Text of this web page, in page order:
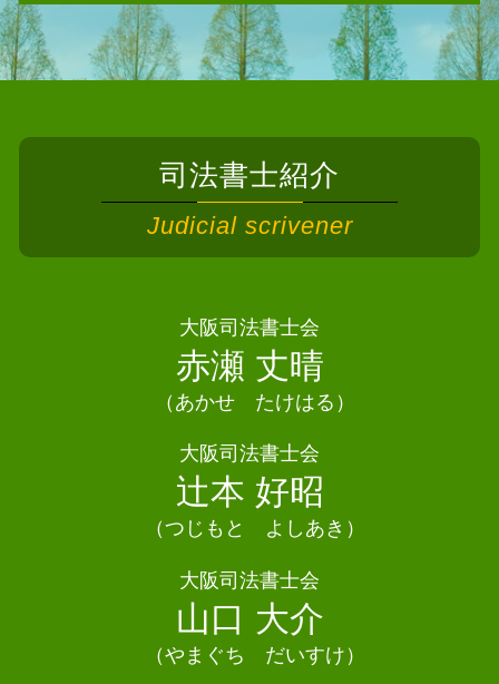
債務整理 種類
自己破産 デメリット メリット
債務整理とは
債務整理 恥ずかしい
債務整理 相談 おすすめ
個人再生 失敗
債務整理 任意整理 自己破産
債務整理 デメリット 家族
相続 債務
相続 寄与分
不動産 共有名義 相続
自筆証書遺言 検認
遺言書 書き方
相続 相談先
遺産分割協議 不動産登記
相続放棄手続き 司法書士
相続放棄 相談
遺産分割協議書 公正証書
相続人 申告 登記
相続 変更登記
法定相続人 配偶者なし
遺産分割協議 登記 必要書類
相続 司法書士 吹田市
債務整理 司法書士 千早赤阪村
相続 司法書士 守口市
相続 司法書士 高石市
相続 司法書士 堺市
債務整理 司法書士田尻町
債務整理 司法書士 大阪市
債務整理 司法書士 交野市
相続 司法書士 豊中市
債務整理 司法書士 守口市
債務整理 司法書士 和泉市
相続 司法書士 東大阪市
相続 司法書士泉佐野市
相続 司法書士 能勢町
債務整理 司法書士 太子町
司法書士紹介
Judicial scrivener
大阪司法書士会
赤瀬 丈晴
（あかせ たけはる）
大阪司法書士会
辻本 好昭
（つじもと よしあき）
大阪司法書士会
山口 大介
（やまぐち だいすけ）